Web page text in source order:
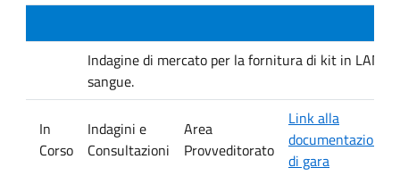
Indagine di mercato per la fornitura di kit in LAMP
sangue.
In
Corso
Indagini e
Consultazioni
Area
Provveditorato
Link alla
documentazione
di gara